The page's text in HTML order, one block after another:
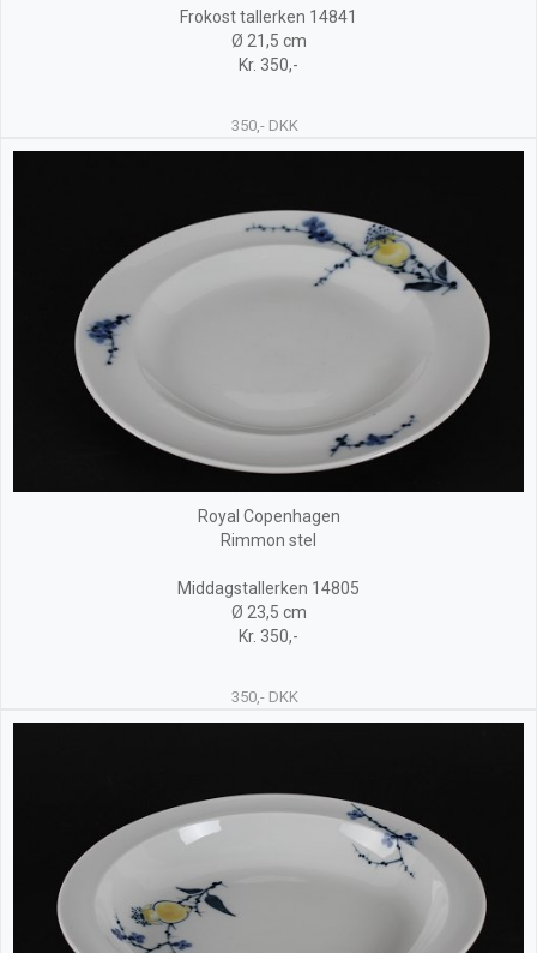
Frokost tallerken 14841
Ø 21,5 cm
Kr. 350,-
350,- DKK
Royal Copenhagen
Rimmon stel
Middagstallerken 14805
Ø 23,5 cm
Kr. 350,-
350,- DKK